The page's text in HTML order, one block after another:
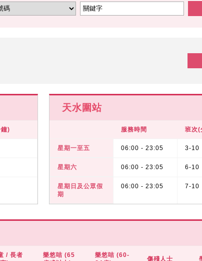
)
天水圍站
服務時間 班次(
星期一至五 06:00 - 23:05 3-10
星期六 06:00 - 23:05 6-10
星期日及公眾假
期
06:00 - 23:05 7-10
/ 長者
樂悠咭 (65
樂悠咭 (60-
傷殘人士